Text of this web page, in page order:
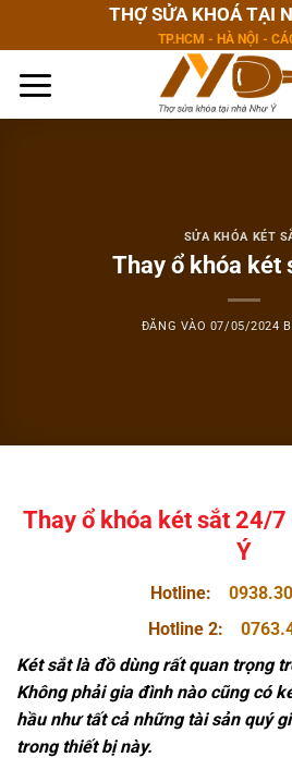
dung
THỢ SỬA KHOÁ TẠI
TP.HCM - HÀ NỘI -
SỬA KHÓA KÉT
Thay ổ khóa két
ĐĂNG VÀO 07/05/2024
Thay ổ khóa két sắt 24/
Ý
Hotline:
Hotline 2:
Két sắt là đồ dùng rất quan trọng
Không phải gia đình nào cũng có
hầu như tất cả những tài sản quý
trong thiết bị này.